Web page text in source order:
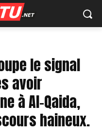
le signal
avoir
à Al-Qaida,
haineux.